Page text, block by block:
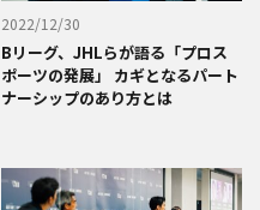
2022/12/30
Bリーグ、JHLらが語る「プロス
ポーツの発展」 カギとなるパート
ナーシップのあり方とは